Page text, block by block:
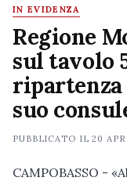
IN EVIDENZA
Regione
sul tavolo
suo
PUBBLICATO IL20
CAMPOBASSO -